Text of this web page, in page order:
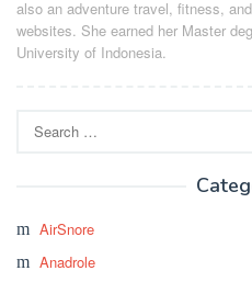
also an adventure travel, fitness,
websites. She earned her Master
University of Indonesia.
for:
AirSnore
Anadrole